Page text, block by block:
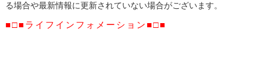
る場合や最新情報に更新されていない場合がございます。
■□■ライフインフォメーション■□■